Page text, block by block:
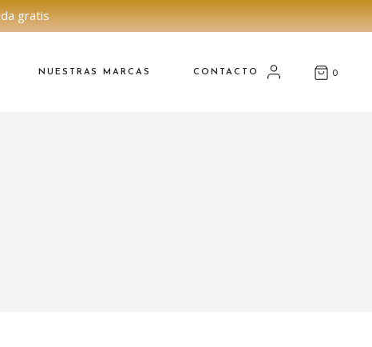
gratis
NUESTRAS MARCAS CONTACTO 0